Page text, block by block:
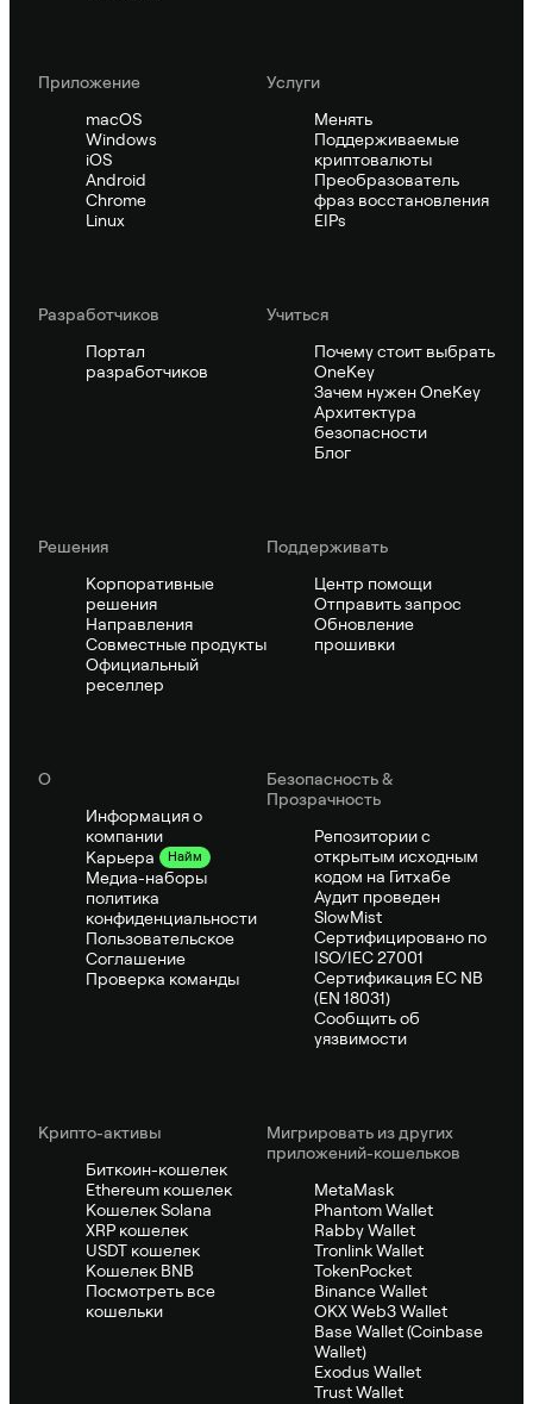
Приложение
macOS
Windows
iOS
Android
Chrome
Linux
Услуги
Менять
Поддерживаемые
криптовалюты
Преобразователь
фраз восстановления
EIPs
Pазработчиков
Портал
разработчиков
Учиться
Почему стоит выбрать
OneKey
Зачем нужен OneKey
Архитектура
безопасности
Блог
Решения
Корпоративные
решения
Направления
Совместные продукты
Официальный
реселлер
Поддерживать
Центр помощи
Отправить запрос
Обновление
прошивки
О
Информация о
компании
Карьера
Найм
Медиа-наборы
политика
конфиденциальности
Пользовательское
Соглашение
Проверка команды
Безопасность &
Прозрачность
Репозитории с
открытым исходным
кодом на Гитхабе
Аудит проведен
SlowMist
Сертифицировано по
ISO/IEC 27001
Сертификация ЕС NB
(EN 18031)
Сообщить об
уязвимости
Крипто-активы
Биткоин-кошелек
Ethereum кошелек
Кошелек Solana
XRP кошелек
USDT кошелек
Кошелек BNB
Посмотреть все
кошельки
Мигрировать из других
приложений-кошельков
MetaMask
Phantom Wallet
Rabby Wallet
Tronlink Wallet
TokenPocket
Binance Wallet
OKX Web3 Wallet
Base Wallet (Coinbase
Wallet)
Exodus Wallet
Trust Wallet